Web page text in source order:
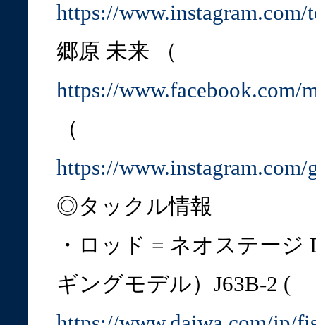
https://
郷原 未来 （
https://
（
https://
◎タックル情報
・ロッド = ネオステージ
ギングモデル）J63B-2 (